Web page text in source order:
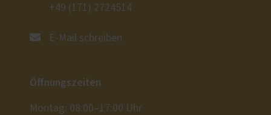
+49 (171) 2724514
E-Mail schreiben
Öffnungszeiten
Montag: 08:00–17:00 Uhr